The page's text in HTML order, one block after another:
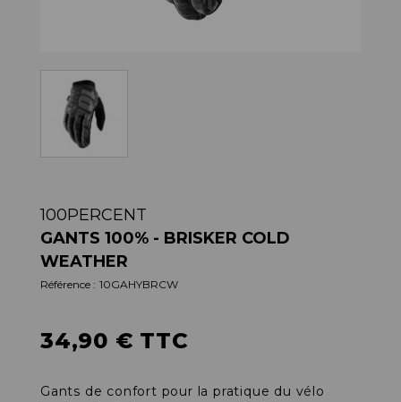
100PERCENT
GANTS 100% - BRISKER COLD
WEATHER
Référence : 10GAHYBRCW
34,90 € TTC
Gants de confort pour la pratique du vélo